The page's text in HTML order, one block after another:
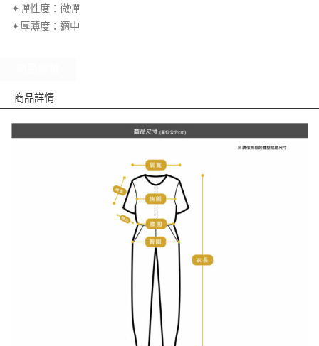
✦彈性度：微彈
✦厚薄度：適中
商品詳情